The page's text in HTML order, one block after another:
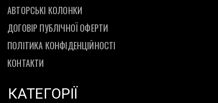
АВТОРСЬКІ КОЛОНКИ
ДОГОВІР ПУБЛІЧНОЇ ОФЕРТИ
ПОЛІТИКА КОНФІДЕНЦІЙНОСТІ
КОНТАКТИ
КАТЕГОРІЇ